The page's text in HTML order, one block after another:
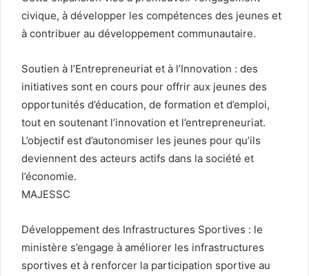
civique, à développer les compétences des jeunes et
à contribuer au développement communautaire.
Soutien à l’Entrepreneuriat et à l’Innovation : des
initiatives sont en cours pour offrir aux jeunes des
opportunités d’éducation, de formation et d’emploi,
tout en soutenant l’innovation et l’entrepreneuriat.
L’objectif est d’autonomiser les jeunes pour qu’ils
deviennent des acteurs actifs dans la société et
l’économie.
MAJESSC
Développement des Infrastructures Sportives : le
ministère s’engage à améliorer les infrastructures
sportives et à renforcer la participation sportive au